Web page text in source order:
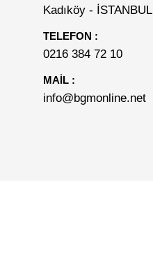
Kadıköy - İSTANBUL
TELEFON :
0216 384 72 10
MAİL :
info@bgmonline.net